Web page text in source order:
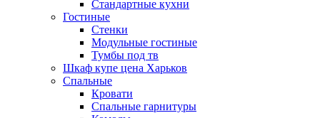
Стандартные кухни
Гостиные
Стенки
Модульные гостиные
Тумбы под тв
Шкаф купе цена Харьков
Спальные
Кровати
Спальные гарнитуры